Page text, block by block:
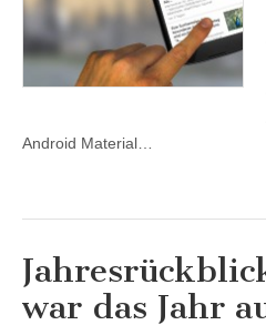
Android Material…
war das Jahr